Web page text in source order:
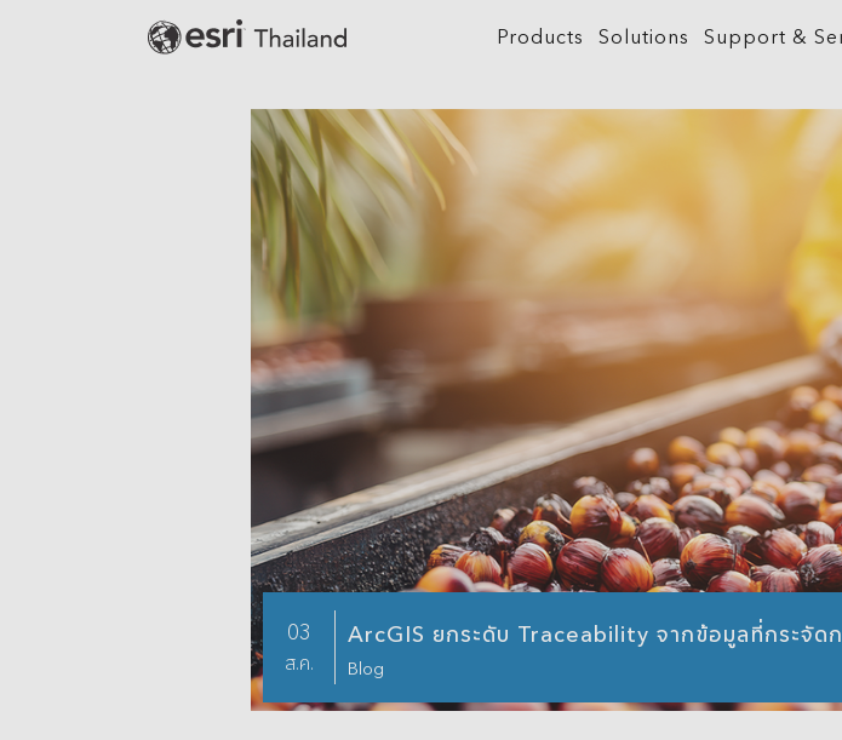
Products
Digital Twin
Location Intelligence
GeoAI
Cloud GIS
Mapping
Field Operations
Spatial & Data Science
Imagery and Remote Sensing
Real-Time Visualization &
Analytics
3D Visualization & Analytics
Data Management
About ArcGIS
ArcGIS Online
ArcGIS Enterprise
ArcGIS Location Platform
ArcGIS Apps
ArcGIS Reality
Solutions
Agriculture
Architecture, Engineering &
Construction
Education
Electric
Manufacturing
Natural
Public Safety
Real Estate
Support &
03
ส.ค.
ArcGIS ยกระดับ Traceability จากข้อมูลที่กระจัด
Blog